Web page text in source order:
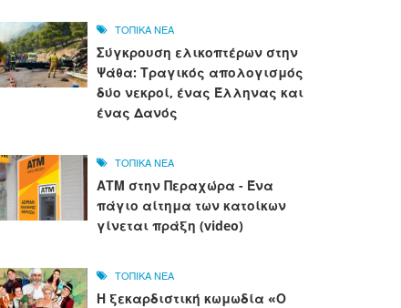
ΤΟΠΙΚΑ ΝΕΑ
Σύγκρουση ελικοπτέρων στην
Ψάθα: Τραγικός απολογισμός
δύο νεκροί, ένας Έλληνας και
ένας Δανός
ΤΟΠΙΚΑ ΝΕΑ
ΑΤΜ στην Περαχώρα - Ένα
πάγιο αίτημα των κατοίκων
γίνεται πράξη (video)
ΤΟΠΙΚΑ ΝΕΑ
Η ξεκαρδιστική κωμωδία «Ο